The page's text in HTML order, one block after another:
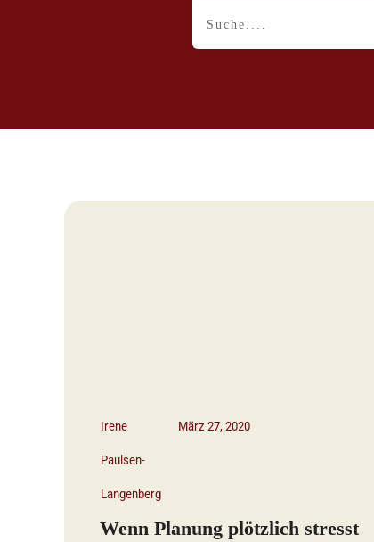
Irene
Paulsen-
Langenberg
März 27, 2020
Wenn Planung plötzlich stresst